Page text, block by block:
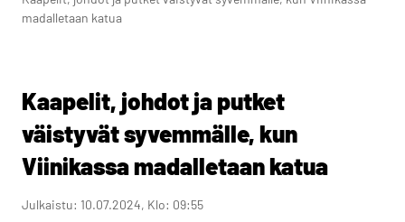
madalletaan katua
Kaapelit, johdot ja putket
väistyvät syvemmälle, kun
Viinikassa madalletaan katua
Julkaistu: 10.07.2024, Klo: 09:55